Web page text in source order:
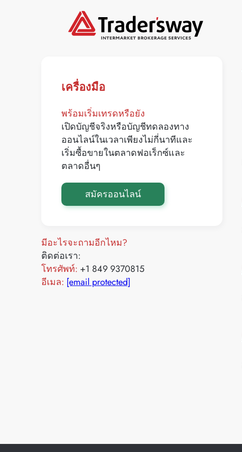
เครื่องมือ
พร้อมเริ่มเทรดหรือยัง
เปิดบัญชีจริงหรือบัญชีทดลองทาง
ออนไลน์ในเวลาเพียงไม่กี่นาทีและ
เริ่มซื้อขายในตลาดฟอเร็กซ์และ
ตลาดอื่นๆ
สมัครออนไลน์
มีอะไรจะถามอีกไหม?
ติดต่อเรา:
โทรศัพท์: +1 849 9370815
อีเมล: [email protected]